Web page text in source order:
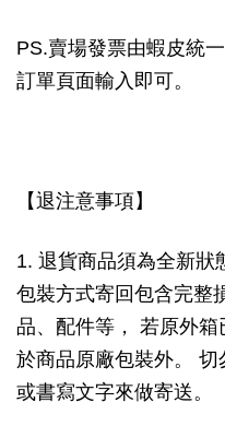
PS.賣場發票由蝦皮統
訂單頁面輸入即可。
【退注意事項】
1. 退貨商品須為全新狀
包裝方式寄回包含完整
品、配件等， 若原外
於商品原廠包裝外。
或書寫文字來做寄送。